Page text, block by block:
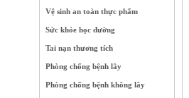
Vệ sinh an toàn thực phẩm
Sức khỏe học đường
Tai nạn thương tích
Phòng chống bệnh lây
Phòng chống bệnh không lây